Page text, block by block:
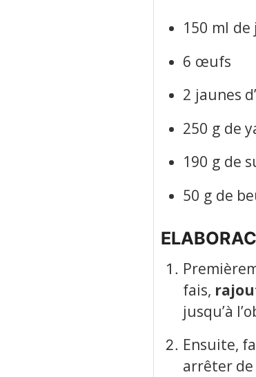
150 ml de
6 œufs
2 jaunes
250 g de
190 g de
50 g de
fais,
jusqu’à
Ensuite,
arrêter